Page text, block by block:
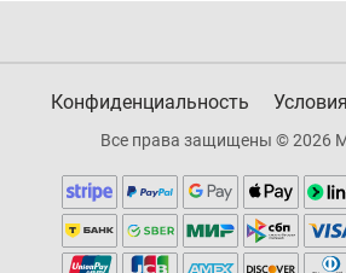
Конфиденциальность
Все права защищены © 2026